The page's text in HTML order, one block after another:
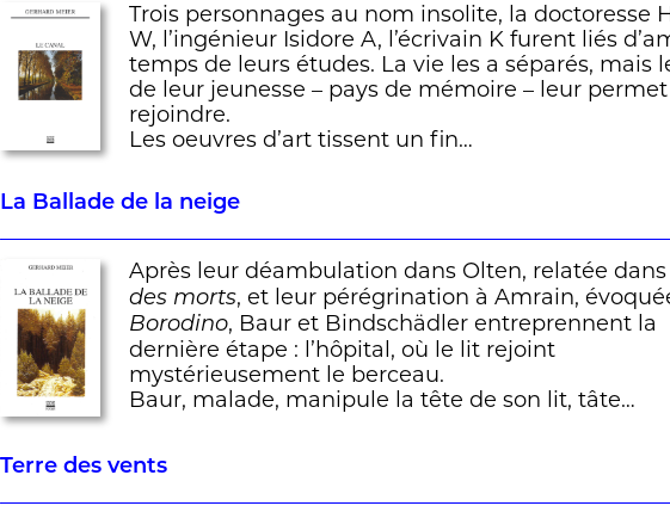
Trois personnages au nom insolite, la doctoresse
W, l’ingénieur Isidore A, l’écrivain K furent liés
temps de leurs études. La vie les a séparés, mais
de leur jeunesse – pays de mémoire – leur
rejoindre.
Les oeuvres d’art tissent un fin…
La Ballade de la neige
Après leur déambulation dans Olten, relatée dans
des morts, et leur pérégrination à Amrain,
Borodino, Baur et Bindschädler entreprennent la
dernière étape : l’hôpital, où le lit rejoint
mystérieusement le berceau.
Baur, malade, manipule la tête de son lit, tâte…
Terre des vents